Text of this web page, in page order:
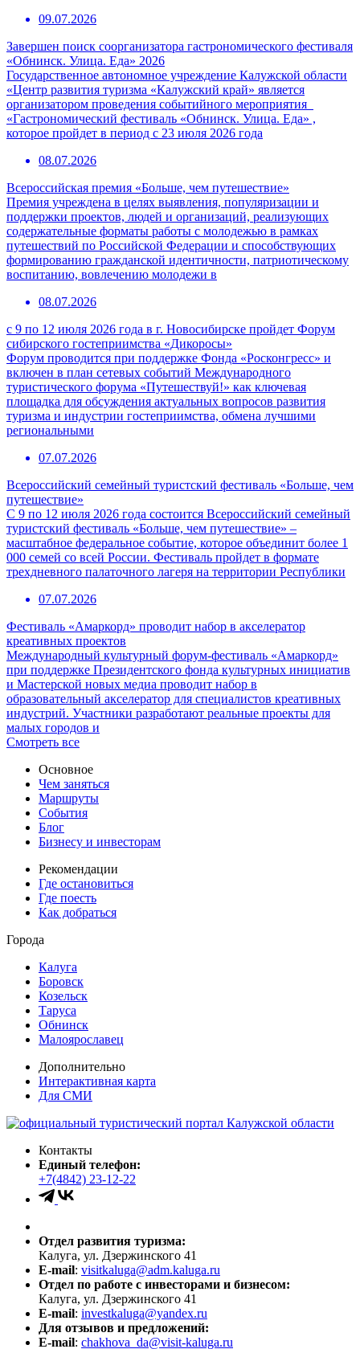
09.07.2026
Завершен поиск соорганизатора гастрономического фестиваля
«Обнинск. Улица. Еда» 2026
Государственное автономное учреждение Калужской области
«Центр развития туризма «Калужский край» является
организатором проведения событийного мероприятия
«Гастрономический фестиваль «Обнинск. Улица. Еда» ,
которое пройдет в период с 23 июля 2026 года
08.07.2026
Всероссийская премия «Больше, чем путешествие»
Премия учреждена в целях выявления, популяризации и
поддержки проектов, людей и организаций, реализующих
содержательные форматы работы с молодежью в рамках
путешествий по Российской Федерации и способствующих
формированию гражданской идентичности, патриотическому
воспитанию, вовлечению молодежи в
08.07.2026
с 9 по 12 июля 2026 года в г. Новосибирске пройдет Форум
сибирского гостеприимства «Дикоросы»
Форум проводится при поддержке Фонда «Росконгресс» и
включен в план сетевых событий Международного
туристического форума «Путешествуй!» как ключевая
площадка для обсуждения актуальных вопросов развития
туризма и индустрии гостеприимства, обмена лучшими
региональными
07.07.2026
Всероссийский семейный туристский фестиваль «Больше, чем
путешествие»
С 9 по 12 июля 2026 года состоится Всероссийский семейный
туристский фестиваль «Больше, чем путешествие» –
масштабное федеральное событие, которое объединит более 1
000 семей со всей России. Фестиваль пройдет в формате
трехдневного палаточного лагеря на территории Республики
07.07.2026
Фестиваль «Амаркорд» проводит набор в акселератор
креативных проектов
Международный культурный форум-фестиваль «Амаркорд»
при поддержке Президентского фонда культурных инициатив
и Мастерской новых медиа проводит набор в
образовательный акселератор для специалистов креативных
индустрий. Участники разработают реальные проекты для
малых городов и
Смотреть все
Основное
Чем заняться
Маршруты
События
Блог
Бизнесу и инвесторам
Рекомендации
Где остановиться
Где поесть
Как добраться
Города
Калуга
Боровск
Козельск
Таруса
Обнинск
Малоярославец
Дополнительно
Интерактивная карта
Для СМИ
Контакты
Единый телефон:
+7(4842) 23-12-22
Отдел развития туризма:
Калуга, ул. Дзержинского 41
E-mail: visitkaluga@adm.kaluga.ru
Отдел по работе с инвесторами и бизнесом:
Калуга, ул. Дзержинского 41
E-mail: investkaluga@yandex.ru
Для отзывов и предложений:
E-mail: chakhova_da@visit-kaluga.ru